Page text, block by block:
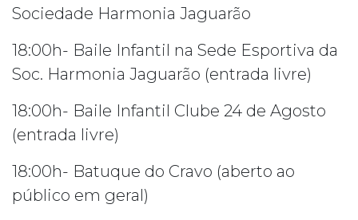
Sociedade Harmonia Jaguarão
18:00h- Baile Infantil na Sede Esportiva da
Soc. Harmonia Jaguarão (entrada livre)
18:00h- Baile Infantil Clube 24 de Agosto
(entrada livre)
18:00h- Batuque do Cravo (aberto ao
público em geral)